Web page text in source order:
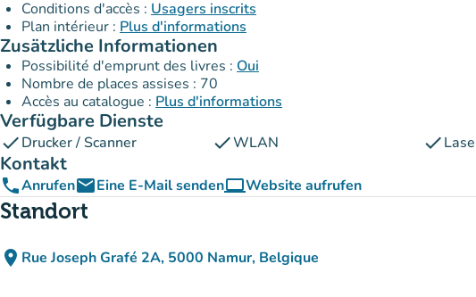
Conditions d'accès : Usagers inscrits
Plan intérieur : Plus d'informations
Zusätzliche Informationen
Possibilité d'emprunt des livres : Oui
Nombre de places assises : 70
Accès au catalogue : Plus d'informations
Verfügbare Dienste
checkDrucker / Scanner checkWLAN check
Kontakt
phoneAnrufenemailEine E-Mail sendencomputerWebsite aufrufen
(new tab)
Standort
place Rue Joseph Grafé 2A, 5000 Namur, Belgique
(in Google Maps öffnen)
(new tab)